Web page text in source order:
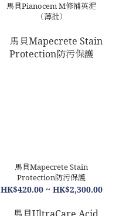
馬貝Pianocem M修補英泥
（薄批）
馬貝Mapecrete Stain
Protection防污保護
HK$420.00 ~ HK$2,300.00